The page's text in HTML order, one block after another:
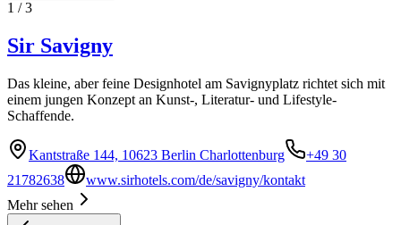
1 /3
Sir Savigny
Das kleine, aber feine Designhotel am Savignyplatz richtet sich mit
einem jungen Konzept an Kunst-, Literatur- und Lifestyle-
Schaffende.
Kantstraße 144, 10623 Berlin Charlottenburg
+49 30
21782638
www.sirhotels.com/de/savigny/kontakt
Mehr sehen